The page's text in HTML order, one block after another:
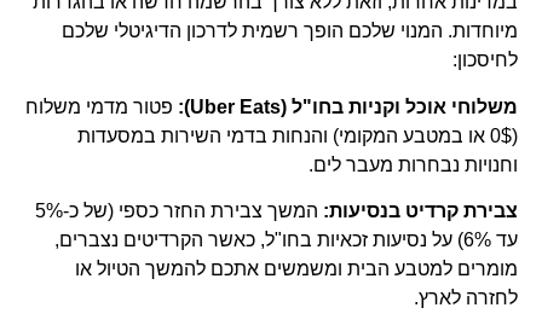
מיוחדות. המנוי שלכם הופך רשמית לדרכון הדיגיטלי שלכם
לחיסכון:
משלוחי אוכל וקניות בחו"ל (Uber Eats):
פטור מדמי משלוח
(0$ או במטבע המקומי) והנחות בדמי השירות במסעדות
וחנויות נבחרות מעבר לים.
צבירת קרדיט בנסיעות:
המשך צבירת החזר כספי (של כ-5%
עד 6%) על נסיעות זכאיות בחו"ל, כאשר הקרדיטים נצברים,
מומרים למטבע הבית ומשמשים אתכם להמשך הטיול או
לחזרה לארץ.